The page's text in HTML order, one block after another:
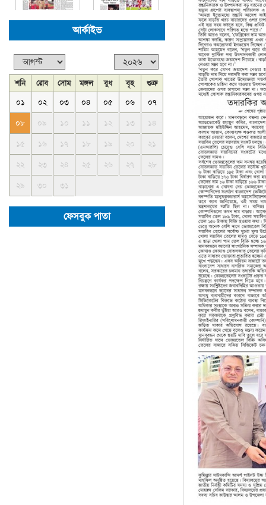
আর্কাইভ
শনি রোব সোম মঙ্গল বুধ বৃহ
শুক্র
০১
০২ ০৩ ০৪ ০৫ ০৬ ০৭
০৮ ০৯ ১০ ১১ ১২ ১৩ ১৪
১৫ ১৬ ১৭ ১৮ ১৯ ২০ ২১
২২ ২৩ ২৪ ২৫ ২৬ ২৭ ২৮
২৯ ৩০ ৩১
ফেসবুক পাতা